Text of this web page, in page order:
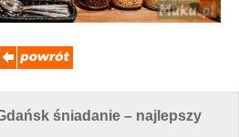
śniadanie – najlepszy